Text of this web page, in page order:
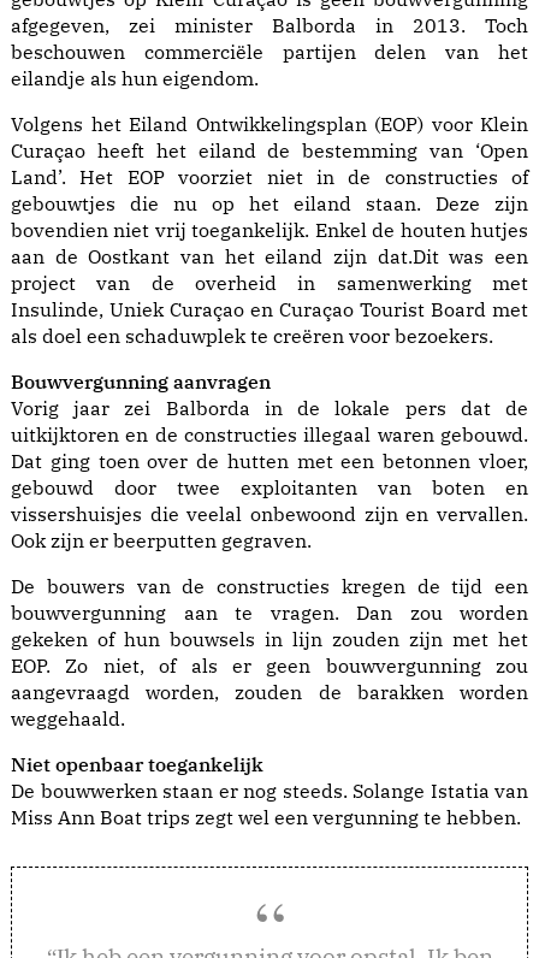
afgegeven, zei minister Balborda in 2013. Toch
beschouwen commerciële partijen delen van het
eilandje als hun eigendom.
Volgens het Eiland Ontwikkelingsplan (EOP) voor Klein
Curaçao heeft het eiland de bestemming van ‘Open
Land’. Het EOP voorziet niet in de constructies of
gebouwtjes die nu op het eiland staan. Deze zijn
bovendien niet vrij toegankelijk. Enkel de houten hutjes
aan de Oostkant van het eiland zijn dat.Dit was een
project van de overheid in samenwerking met
Insulinde, Uniek Curaçao en Curaçao Tourist Board met
als doel een schaduwplek te creëren voor bezoekers.
Bouwvergunning aanvragen
Vorig jaar zei Balborda in de lokale pers dat de
uitkijktoren en de constructies illegaal waren gebouwd.
Dat ging toen over de hutten met een betonnen vloer,
gebouwd door twee exploitanten van boten en
vissershuisjes die veelal onbewoond zijn en vervallen.
Ook zijn er beerputten gegraven.
De bouwers van de constructies kregen de tijd een
bouwvergunning aan te vragen. Dan zou worden
gekeken of hun bouwsels in lijn zouden zijn met het
EOP. Zo niet, of als er geen bouwvergunning zou
aangevraagd worden, zouden de barakken worden
weggehaald.
Niet openbaar toegankelijk
De bouwwerken staan er nog steeds. Solange Istatia van
Miss Ann Boat trips zegt wel een vergunning te hebben.